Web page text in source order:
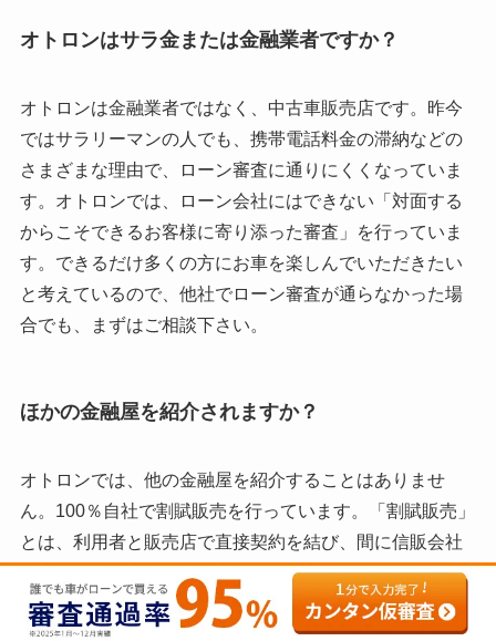
オトロンはサラ金または金融業者ですか？
オトロンは金融業者ではなく、中古車販売店です。昨今
ではサラリーマンの人でも、携帯電話料金の滞納などの
さまざまな理由で、ローン審査に通りにくくなっていま
す。オトロンでは、ローン会社にはできない「対面する
からこそできるお客様に寄り添った審査」を行っていま
す。できるだけ多くの方にお車を楽しんでいただきたい
と考えているので、他社でローン審査が通らなかった場
合でも、まずはご相談下さい。
ほかの金融屋を紹介されますか？
オトロンでは、他の金融屋を紹介することはありませ
ん。100％自社で割賦販売を行っています。「割賦販売」
とは、利用者と販売店で直接契約を結び、間に信販会社
を通さずに、分割払いで支払いをする方法です。審査か
ら契約まで全てオトロン内で完結するため、審査の際に
金利が高い他の金融屋を紹介することはありません。